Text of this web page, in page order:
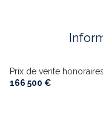
Prix de vente
166 500 €